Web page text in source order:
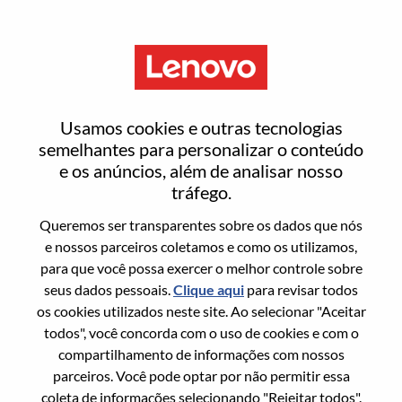
Usamos cookies e outras tecnologias
semelhantes para personalizar o conteúdo
e os anúncios, além de analisar nosso
tráfego.
Queremos ser transparentes sobre os dados que nós
e nossos parceiros coletamos e como os utilizamos,
para que você possa exercer o melhor controle sobre
seus dados pessoais.Clique aqui para revisar todos
os cookies utilizados neste site. Ao selecionar "Aceitar
todos", você concorda com o uso de cookies e com o
compartilhamento de informações com nossos
parceiros. Você pode optar por não permitir essa
coleta de informações selecionando "Rejeitar todos".
Project Manager
Informação geral
Sol. Nº:WD00098570
País/Região:
China
Estado:Beijing
Cidade:北京（Beijing）
Domingo, Junho 21, 2026